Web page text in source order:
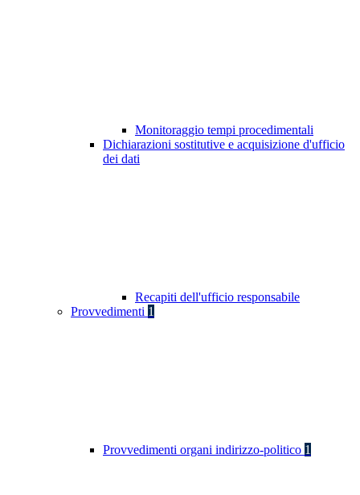
Monitoraggio tempi procedimentali
Dichiarazioni sostitutive e acquisizione d'ufficio
dei dati
Recapiti dell'ufficio responsabile
Provvedimenti 1
Provvedimenti organi indirizzo-politico 1